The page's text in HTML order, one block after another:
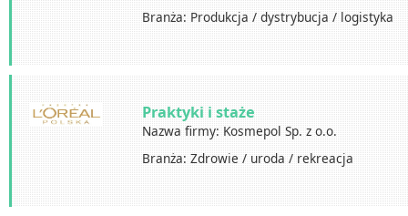
Branża: Produkcja / dystrybucja / logistyka
Praktyki i staże
Nazwa firmy: Kosmepol Sp. z o.o.
Branża: Zdrowie / uroda / rekreacja